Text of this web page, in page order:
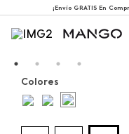
¡Envío GRATIS En
Colores